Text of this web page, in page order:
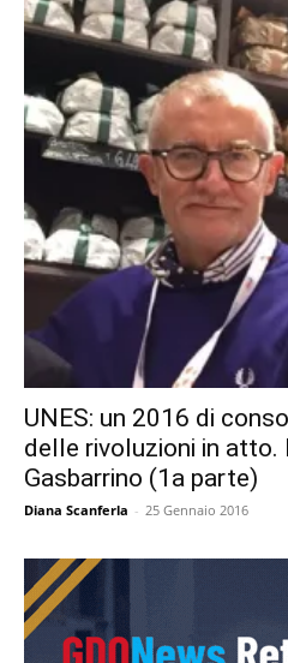
UNES: un 2016 di
delle rivoluzioni in atto.
Gasbarrino (1a parte)
Diana Scanferla - 25 Gennaio 2016